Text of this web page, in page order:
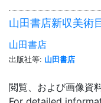
山田書店新収美
山田書店
出版社等: 山田書店
閲覧、および画像資